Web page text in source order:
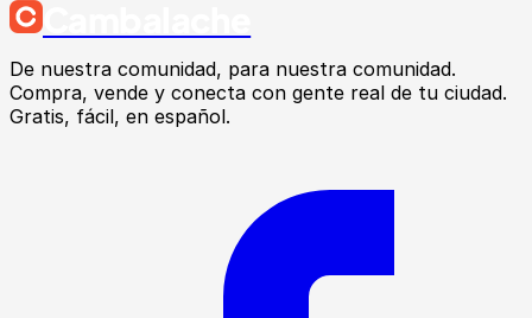
De nuestra comunidad, para nuestra comunidad.
Compra, vende y conecta con gente real de tu ciudad.
Gratis, fácil, en español.